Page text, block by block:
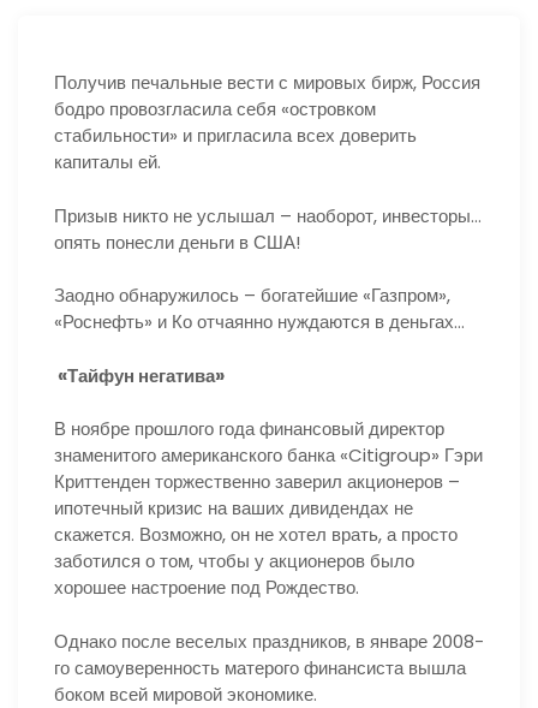
Получив печальные вести с мировых бирж, Россия
бодро провозгласила себя «островком
стабильности» и пригласила всех доверить
капиталы ей.
Призыв никто не услышал – наоборот, инвесторы…
опять понесли деньги в США!
Заодно обнаружилось – богатейшие «Газпром»,
«Роснефть» и Ко отчаянно нуждаются в деньгах…
«Тайфун негатива»
В ноябре прошлого года финансовый директор
знаменитого американского банка «Citigroup» Гэри
Криттенден торжественно заверил акционеров –
ипотечный кризис на ваших дивидендах не
скажется. Возможно, он не хотел врать, а просто
заботился о том, чтобы у акционеров было
хорошее настроение под Рождество.
Однако после веселых праздников, в январе 2008-
го самоуверенность матерого финансиста вышла
боком всей мировой экономике.